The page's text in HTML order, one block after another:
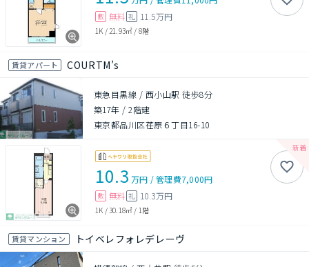
敷 無料 礼 11.5万円
1K / 21.93㎡ / 8階
賃貸アパート COURTM’s
東急目黒線 / 西小山駅 徒歩8分
築17年 /2階建
東京都品川区荏原６丁目16-10
10.3 万円 /管理費7,000円
敷 無料 礼 10.3万円
1K /30.18㎡ / 1階
賃貸マンション トイベレフォレデレーヴ